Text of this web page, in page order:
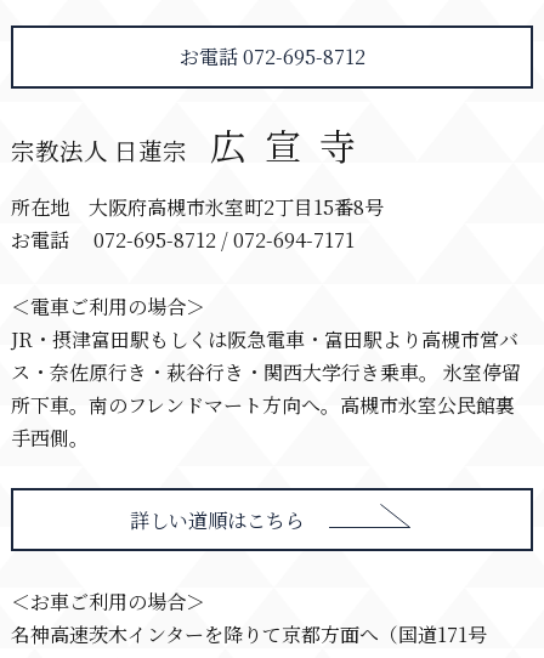
お電話 072-695-8712
宗教法人 日蓮宗 広宣寺
所在地 大阪府高槻市氷室町2丁目15番8号
お電話 072-695-8712 / 072-694-7171
＜電車ご利用の場合＞
JR・摂津富田駅もしくは阪急電車・富田駅より高槻市営バ
ス・奈佐原行き・萩谷行き・関西大学行き乗車。 氷室停留
所下車。南のフレンドマート方向へ。高槻市氷室公民館裏
手西側。
詳しい道順はこちら
＜お車ご利用の場合＞
名神高速茨木インターを降りて京都方面へ（国道171号